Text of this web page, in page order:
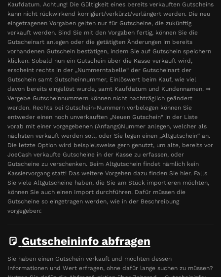
Kaufdatum. Achtung! Die Gültigkeit eines bereits verkauften Gutscheins
kann nicht rückwirkend korrigiert/verkürzt/verlängert werden. Die neu
eingetragenen Vorgaben gelten nur für Gutscheine, die zukünftig
verkauft werden. Sind Sie mit den Vorgaben fertig, können Sie die
Gutscheinart anlegen oder die getätigten Änderungen im bereits
vorhandenen Gutschein bestätigen, indem Sie auf Gutschein speichern
klicken. Sobald nun ein Gutschein über die Kasse verkauft wird,
erscheint rechts in der „Nummerntabelle“ der Gutscheinart der
Gutschein samt Gutscheinnummer, Einlöswert beim Kauf, wie viel
davon bereits eingelöst wurde, samt Kaufdatum und Kundennamen. ⇒
Vergebe Gutscheinnummern können nicht nachträglich geändert
werden. Rechts bei Gutschein-Nummern vorbelegen können Sie
entweder einen noch unverkauften „Neuen Gutschein“ in der Liste
vorab mit einer vorgegebenen (Anfangs)Nummer anlegen, welcher als
nächsten verkauft werden soll, oder Sie legen einen „Altgutschein“ an.
Die letzte Option wird beispielsweise gern genutzt, um alte, bereits vor
JoeCash verkaufte Gutscheine in der Kasse zu erfassen, oder
Gutscheine zu verschenken. Beim Altgutschein findet nämlich kein
Kassiervorgang statt! Das weitere Vorgehen dazu finden Sie hier. Falls
Sie viele Altgutscheine haben, die Sie am Stück importieren möchten,
können Sie auch einen Import durchführen. Dafür müssen die
Gutscheine so eingetragen werden, wie in der Beschreibung
vorgegeben:
Gutscheininfo abfragen
Sie haben einen Gutschein verkauft und möchten dessen
Informationen und Wert erfragen, ohne dafür lange suchen zu müssen?